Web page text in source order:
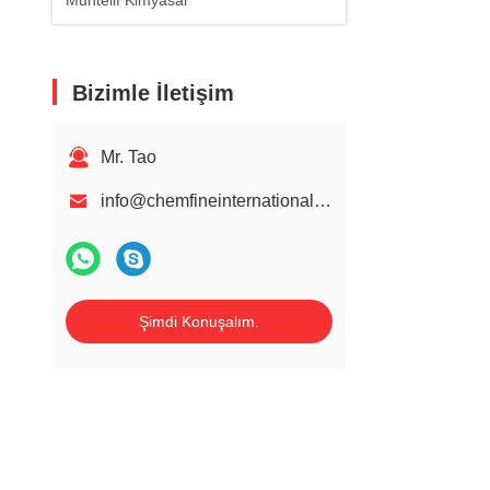
Bizimle İletişim
Mr. Tao
info@chemfineinternational.com
Şimdi Konuşalım.